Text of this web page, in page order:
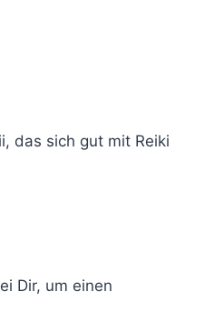
das sich gut mit Reiki
Dir, um einen